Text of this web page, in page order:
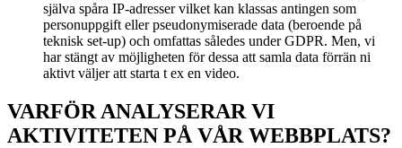
själva spåra IP-adresser vilket kan klassas antingen som
personuppgift eller pseudonymiserade data (beroende på
teknisk set-up) och omfattas således under GDPR. Men, vi
har stängt av möjligheten för dessa att samla data förrän ni
aktivt väljer att starta t ex en video.
VARFÖR ANALYSERAR VI
AKTIVITETEN PÅ VÅR WEBBPLATS?